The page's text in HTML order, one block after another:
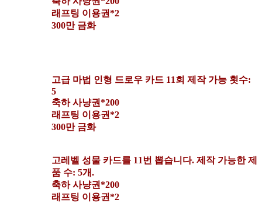
래프팅 이용권*2
300만 금화
고급 마법 인형 드로우 카드 11회 제작 가능 횟수:
5
축하 사냥권*200
래프팅 이용권*2
300만 금화
고레벨 성물 카드를 11번 뽑습니다. 제작 가능한 제
품 수: 5개.
축하 사냥권*200
래프팅 이용권*2